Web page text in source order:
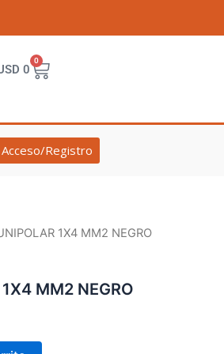
0
0
Cart
Acceso/Registro
1X4 MM2 NEGRO
MM2 NEGRO